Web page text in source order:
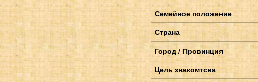
Семейное положение
Страна
Город / Провинция
Цель знакомтсва